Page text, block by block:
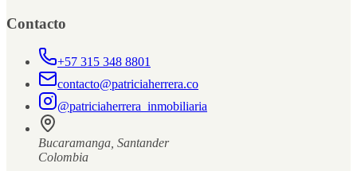
Contacto
+57 315 348 8801
contacto@patriciaherrera.co
@patriciaherrera_inmobiliaria
Bucaramanga, Santander
Colombia